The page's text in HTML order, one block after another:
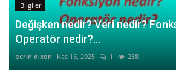
Bilgiler
Değişken nedir? Veri nedir?
Operatör nedir?...
ecrin dixon Kas 15, 2025 1 238